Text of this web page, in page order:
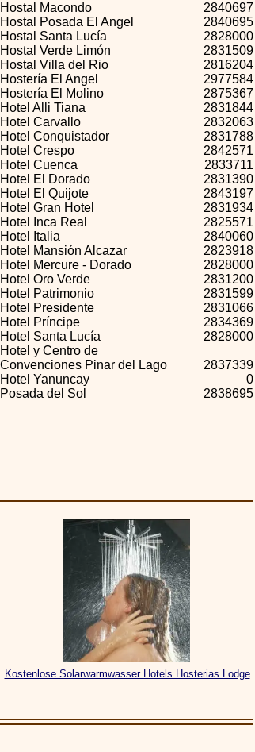
Hostal Macondo
Hostal Posada El Angel
Hostal Santa Lucía
Hostal Verde Limón
Hostal Villa del Rio
Hostería El Angel
Hostería El Molino
Hotel Alli Tiana
Hotel Carvallo
Hotel Conquistador
Hotel Crespo
Hotel Cuenca
Hotel El Dorado
Hotel El Quijote
Hotel Gran Hotel
Hotel Inca Real
Hotel Italia
Hotel Mansión Alcazar
Hotel Mercure - Dorado
Hotel Oro Verde
Hotel Patrimonio
Hotel Presidente
Hotel Príncipe
Hotel Santa Lucía
Hotel y Centro de
Convenciones Pinar del Lago
Hotel Yanuncay
Posada del Sol
2840697
2840695
2828000
2831509
2816204
2977584
2875367
2831844
2832063
2831788
2842571
2833711
2831390
2843197
2831934
2825571
2840060
2823918
2828000
2831200
2831599
2831066
2834369
2828000
2837339
0
2838695
Kostenlose Solarwarmwasser Hotels Hosterias Lodge